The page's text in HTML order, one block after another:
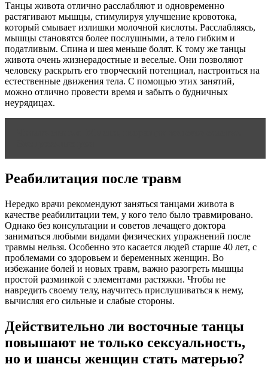
Танцы живота отлично расслабляют и одновременно
растягивают мышцы, стимулируя улучшение кровотока,
который смывает излишки молочной кислоты. Расслабляясь,
мышцы становятся более послушными, а тело гибким и
податливым. Спина и шея меньше болят. К тому же танцы
живота очень жизнерадостные и веселые. Они позволяют
человеку раскрыть его творческий потенциал, настроиться на
естественные движения тела. С помощью этих занятий,
можно отлично провести время и забыть о будничных
неурядицах.
Реабилитация после травм
Нередко врачи рекомендуют заняться танцами живота в
качестве реабилитации тем, у кого тело было травмировано.
Однако без консультации и советов лечащего доктора
заниматься любыми видами физических упражнений после
травмы нельзя. Особенно это касается людей старше 40 лет, с
проблемами со здоровьем и беременных женщин. Во
избежание болей и новых травм, важно разогреть мышцы
простой разминкой с элементами растяжки. Чтобы не
навредить своему телу, научитесь прислушиваться к нему,
вычисляя его сильные и слабые стороны.
Действительно ли восточные танцы
повышают не только сексуальность,
но и шансы женщин стать матерью?